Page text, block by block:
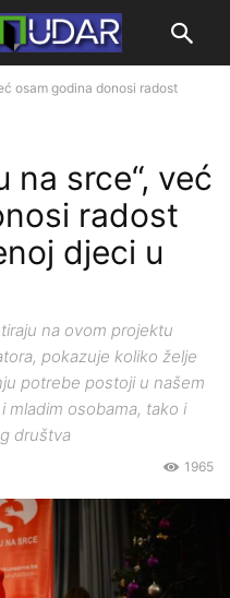
osam godina donosi radost
na srce“, već
radost
djeci u
na ovom projektu
pokazuje koliko želje
potrebe postoji u našem
mladim osobama, tako i
društva
1965